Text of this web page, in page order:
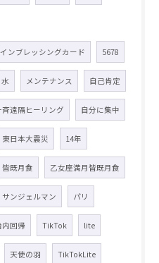
ンブレッシングカード 5678
水 メンテナンス 自己肯定
斉遠隔ヒーリング 自分に集中
東日本大震災 14年
皆既月食 乙女座満月皆既月食
サンジェルマン パリ
内回帰 TikTok lite
天使の羽 TikTokLite